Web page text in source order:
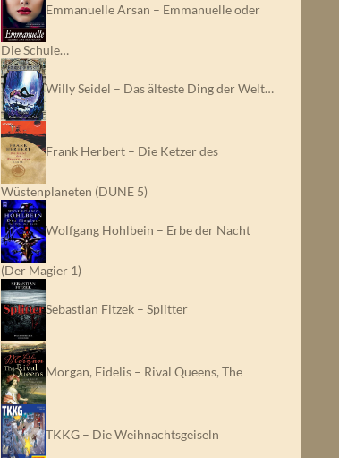
Emmanuelle Arsan – Emmanuelle oder
Die Schule…
Willy Seidel – Das älteste Ding der Welt…
Frank Herbert – Die Ketzer des
Wüstenplaneten (DUNE 5)
Wolfgang Hohlbein – Erbe der Nacht
(Der Magier 1)
Sebastian Fitzek – Splitter
Morgan, Fidelis – Rival Queens, The
TKKG – Die Weihnachtsgeiseln